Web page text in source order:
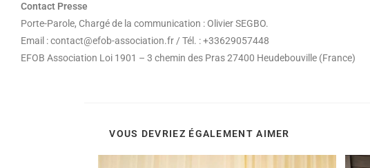
Contact Presse
Porte-Parole, Chargé de la communication : Olivier SEGBO.
Email : contact@efob-association.fr / Tél. : +33629057448
EFOB Association Loi 1901 – 3 chemin des Pras 27400 Heudebouville (France)
VOUS DEVRIEZ ÉGALEMENT AIMER